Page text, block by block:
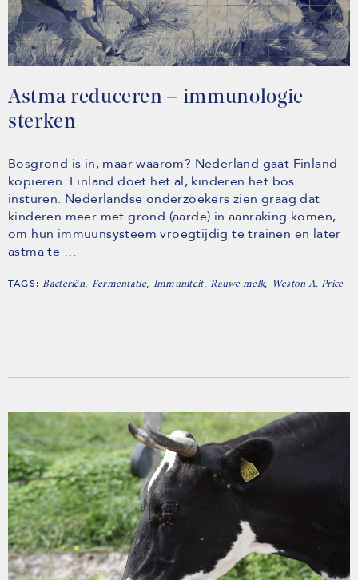
Astma reduceren – immunologie
sterken
Bosgrond is in, maar waarom? Nederland gaat Finland
kopiëren. Finland doet het al, kinderen het bos
insturen. Nederlandse onderzoekers zien graag dat
kinderen meer met grond (aarde) in aanraking komen,
om hun immuunsysteem vroegtijdig te trainen en later
astma te …
TAGS:Bacteriën, Fermentatie, Immuniteit,Rauwe melk, Weston A. Price